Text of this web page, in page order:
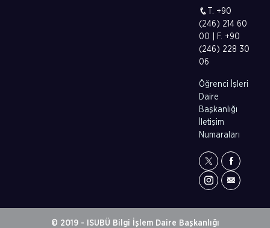
T. +90
(246) 214 60
00 | F. +90
(246) 228 30
06
Öğrenci İşleri
Daire
Başkanlığı
İletişim
Numaraları
© 2019 - ISUBÜ Bilgi İşlem Daire Başkanlığı